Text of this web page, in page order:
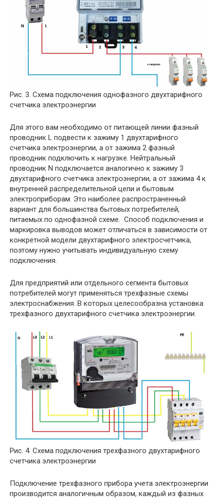
Рис. 3. Схема подключения однофазного двухтарифного
счетчика электроэнергии
Для этого вам необходимо от питающей линии фазный
проводник L подвести к зажиму 1 двухтарифного
счетчика электроэнергии, а от зажима 2 фазный
проводник подключить к нагрузке. Нейтральный
проводник N подключается аналогично к зажиму 3
двухтарифного счетчика электроэнергии, а от зажима 4 к
внутренней распределительной цепи и бытовым
электроприборам. Это наиболее распространенный
вариант для большинства бытовых потребителей,
питаемых по однофазной схеме. Способ подключения и
маркировка выводов может отличаться в зависимости от
конкретной модели двухтарифного электросчетчика,
поэтому нужно учитывать индивидуальную схему
подключения.
Для предприятий или отдельного сегмента бытовых
потребителей могут применяться трехфазные схемы
электроснабжения. В которых целесообразна установка
трехфазного двухтарифного счетчика электроэнергии.
Рис. 4. Схема подключения трехфазного двухтарифного
счетчика электроэнергии
Подключение трехфазного прибора учета электроэнергии
производится аналогичным образом, каждый из фазных